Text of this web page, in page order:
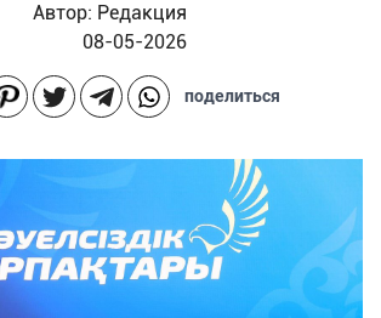
поделиться
Автор: Редакция
08-05-2026